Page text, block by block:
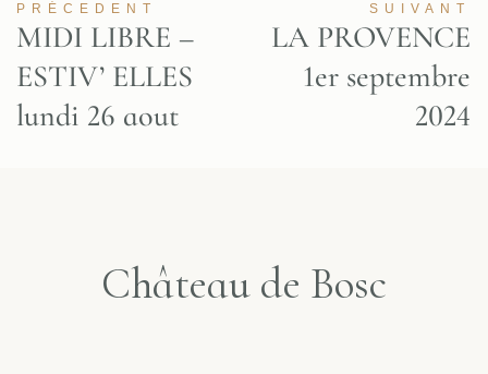
PRÉCEDENT
MIDI LIBRE –
ESTIV’ ELLES
lundi 26 aout
SUIVANT
LA PROVENCE
1er septembre
2024
Château de Bosc